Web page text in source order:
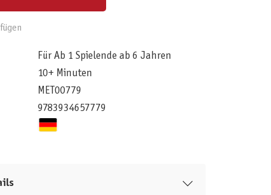
Für Ab 1 Spielende ab 6 Jahren
10+ Minuten
MET00779
9783934657779